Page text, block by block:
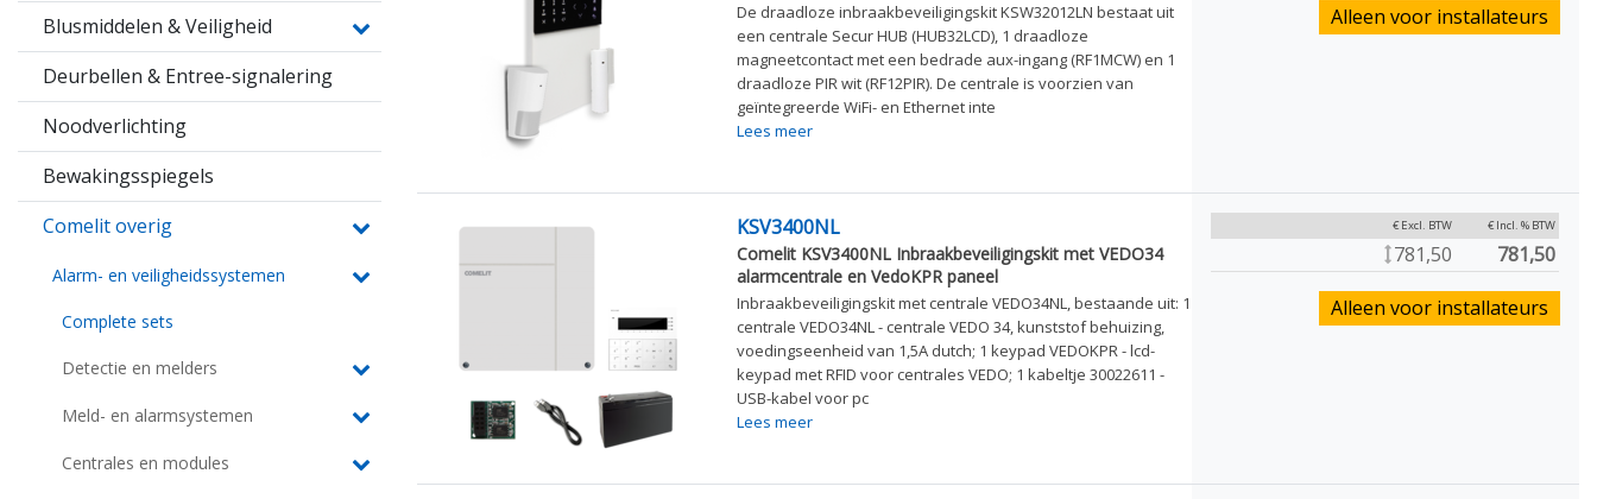
Blusmiddelen & Veiligheid
Deurbellen & Entree-signalering
Noodverlichting
Bewakingsspiegels
Comelit overig
Alarm- en veiligheidssystemen
Complete sets
Detectie en melders
Meld- en alarmsystemen
Centrales en modules
De draadloze inbraakbeveiligingskit KSW32012LN bestaat uit
een centrale Secur HUB (HUB32LCD), 1 draadloze
magneetcontact met een bedrade aux-ingang (RF1MCW) en 1
draadloze PIR wit (RF12PIR). De centrale is voorzien van
geïntegreerde WiFi- en Ethernet inte
Lees meer
Alleen voor installateurs
KSV3400NL
Comelit KSV3400NL Inbraakbeveiligingskit met VEDO34
alarmcentrale en VedoKPR paneel
Inbraakbeveiligingskit met centrale VEDO34NL, bestaande uit: 1
centrale VEDO34NL - centrale VEDO 34, kunststof behuizing,
voedingseenheid van 1,5A dutch; 1 keypad VEDOKPR - lcd-
keypad met RFID voor centrales VEDO; 1 kabeltje 30022611 -
USB-kabel voor pc
Lees meer
€ Excl. BTW € Incl. % BTW
781,50 781,50
Alleen voor installateurs